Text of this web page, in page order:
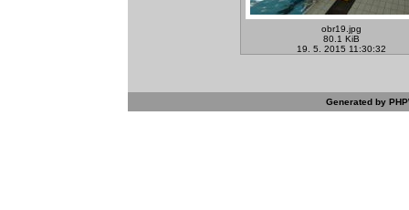
obr19.jpg
80.1 KiB
19. 5. 2015 11:30:32
Generated by